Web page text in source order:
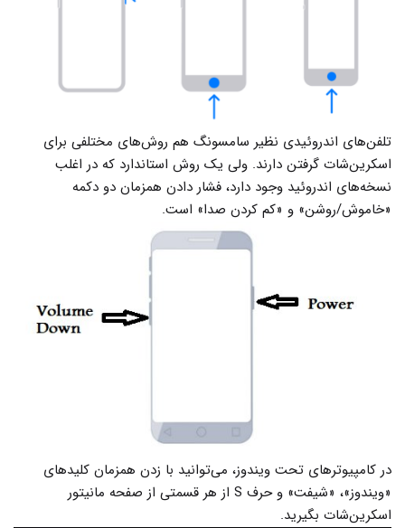
تلفن‌های اندروئیدی نظیر سامسونگ هم روش‌های مختلفی برای
اسکرین‌شات گرفتن دارند. ولی یک روش استاندارد که در اغلب
نسخه‌های اندروئید وجود دارد، فشار دادن همزمان دو دکمه
«خاموش/روشن» و «کم کردن صدا» است.
در کامپیوترهای تحت ویندوز، می‌توانید با زدن همزمان کلیدهای
«ویندوز»، «شیفت» و حرف S از هر قسمتی از صفحه مانیتور
اسکرین‌شات بگیرید.